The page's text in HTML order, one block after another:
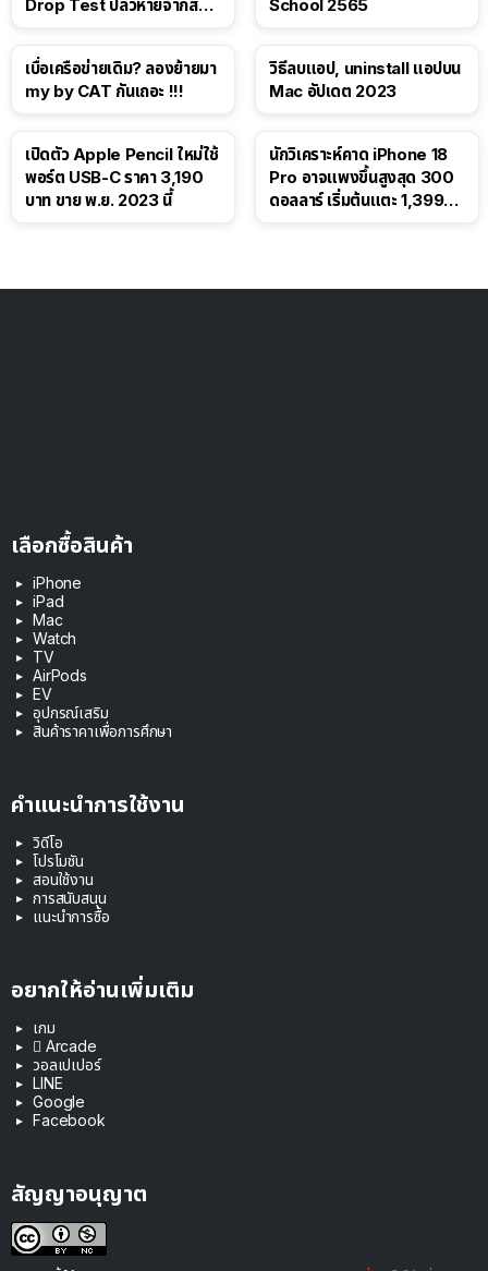
Drop Test ปลิวหายจากสื่อ
School 2565
เบื่อเครือข่ายเดิม? ลองย้ายมา
my by CAT กันเถอะ !!!
วิธีลบแอป, uninstall แอปบน
Mac อัปเดต 2023
เปิดตัว Apple Pencil ใหม่ใช้
พอร์ต USB-C ราคา 3,190
บาท ขาย พ.ย. 2023 นี้
นักวิเคราะห์คาด iPhone 18
Pro อาจแพงขึ้นสูงสุด 300
ดอลลาร์ เริ่มต้นแตะ 1,399
เลือกซื้อสินค้า
iPhone
iPad
Mac
Watch
TV
AirPods
EV
อุปกรณ์เสริม
สินค้าราคาเพื่อการศึกษา
คำแนะนำการใช้งาน
วิดีโอ
โปรโมชัน
สอนใช้งาน
การสนับสนุน
แนะนำการซื้อ
อยากให้อ่านเพิ่มเติม
เกม
 Arcade
วอลเปเปอร์
LINE
Google
Facebook
สัญญาอนุญาต